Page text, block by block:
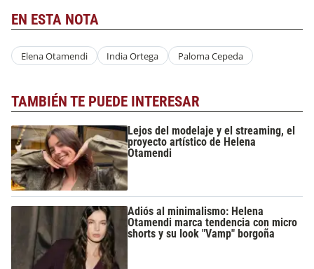
EN ESTA NOTA
Elena Otamendi India Ortega Paloma Cepeda
TAMBIÉN TE PUEDE INTERESAR
Lejos del modelaje y el streaming, el
proyecto artístico de Helena
Otamendi
Adiós al minimalismo: Helena
Otamendi marca tendencia con micro
shorts y su look "Vamp" borgoña